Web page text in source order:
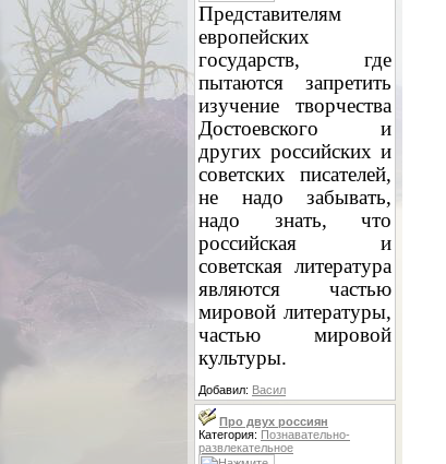
Представителям
европейских
государств, где
пытаются запретить
изучение творчества
Достоевского и
других российских и
советских писателей,
не надо забывать,
надо знать, что
российская и
советская литература
являются частью
мировой литературы,
частью мировой
культуры.
Добавил: Васил
Про двух россиян
Категория: Познавательно-
развлекательное